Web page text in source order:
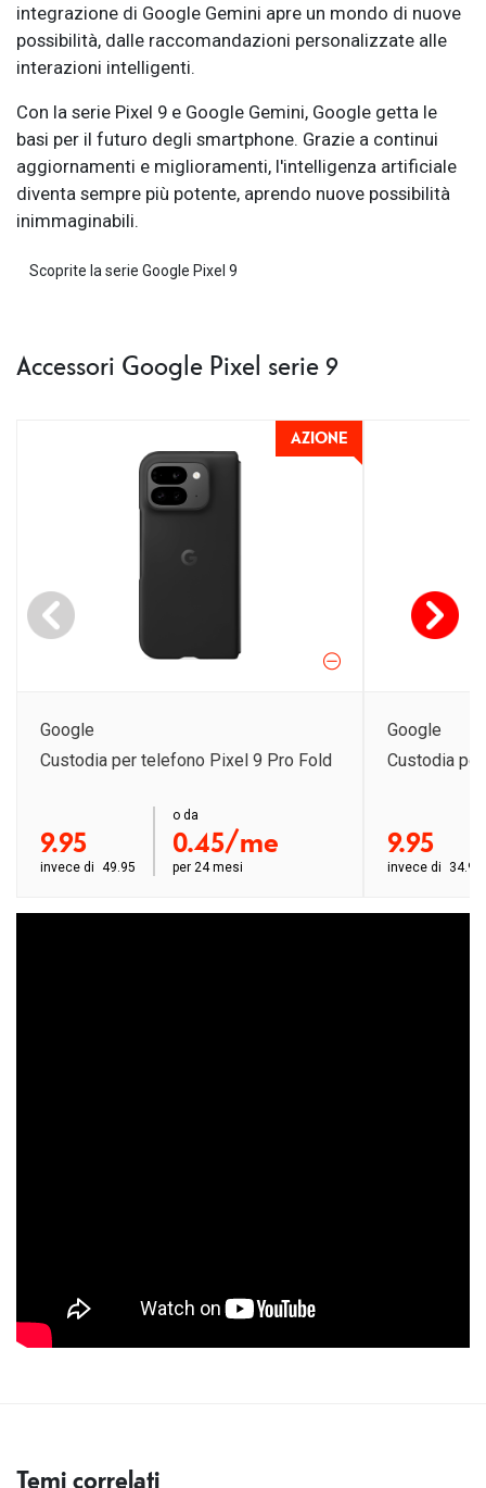
integrazione di Google Gemini apre un mondo di nuove
possibilità, dalle raccomandazioni personalizzate alle
interazioni intelligenti.
Con la serie Pixel 9 e Google Gemini, Google getta le
basi per il futuro degli smartphone. Grazie a continui
aggiornamenti e miglioramenti, l'intelligenza artificiale
diventa sempre più potente, aprendo nuove possibilità
inimmaginabili.
Scoprite la serie Google Pixel 9
Accessori Google Pixel serie 9
AZIONE
Google
Custodia per telefono Pixel 9 Pro Fold
9.95
invece di 49.95
o da
0.45/me
per 24 mesi
Google
Custodia
9.95
invece di 34.95
Temi correlati